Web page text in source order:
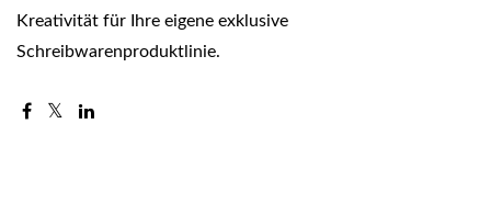
Kreativität für Ihre eigene exklusive
Schreibwarenproduktlinie.